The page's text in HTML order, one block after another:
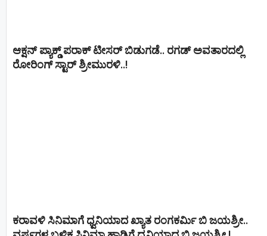
ಆಕ್ಷನ್ ಪ್ಯಾಕ್ಡ್ ಪರಾಕ್ ಟೀಸರ್ ಬಿಡುಗಡೆ.. ರಗಡ್ ಅವತಾರದಲ್ಲಿ
ರೋರಿಂಗ್ ಸ್ಟಾರ್ ಶ್ರೀಮುರಳಿ..!
ಕರಾವಳಿ ಸಿನಿಮಾಗೆ ಧ್ವನಿಯಾದ ಖ್ಯಾತ ರಂಗಕರ್ಮಿ ಬಿ ಜಯಶ್ರೀ..